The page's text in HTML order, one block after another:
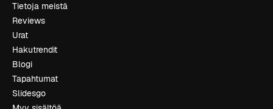
Tietoja meistä
Reviews
Urat
Hakutrendit
Blogi
Tapahtumat
Slidesgo